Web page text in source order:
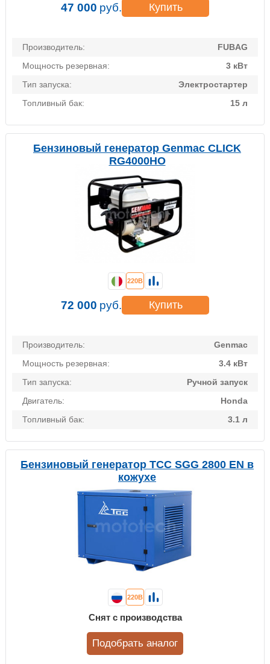
Производитель:
FUBAG
Мощность резервная:
3 кВт
Тип запуска:
Электростартер
Топливный бак:
15 л
47 000 руб. Купить
Бензиновый генератор Genmac CLICK
RG4000HO
Производитель:
Genmac
Мощность резервная:
3.4 кВт
Тип запуска:
Ручной запуск
Двигатель:
Honda
Топливный бак:
3.1 л
220В
72 000 руб. Купить
Бензиновый генератор ТСС SGG 2800 EN в
кожухе
220В
Снят с производства
Подобрать аналог